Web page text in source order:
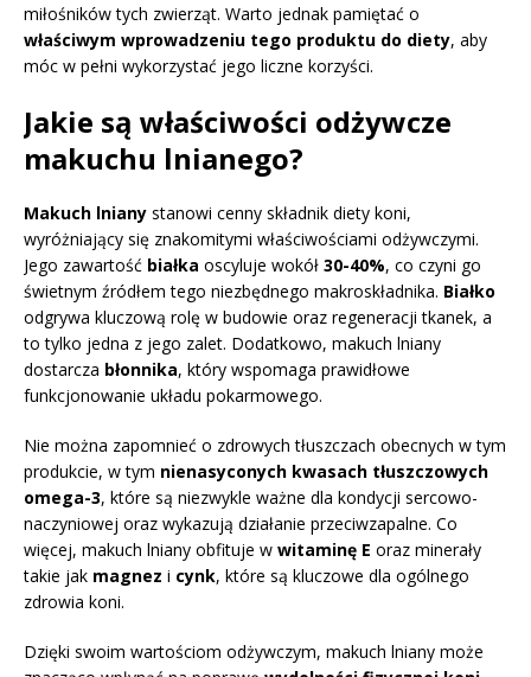
miłośników tych zwierząt. Warto jednak pamiętać o
właściwym wprowadzeniu tego produktu do diety, aby
móc w pełni wykorzystać jego liczne korzyści.
Jakie są właściwości odżywcze
makuchu lnianego?
Makuch lniany stanowi cenny składnik diety koni,
wyróżniający się znakomitymi właściwościami odżywczymi.
Jego zawartość białka oscyluje wokół 30-40%, co czyni go
świetnym źródłem tego niezbędnego makroskładnika. Białko
odgrywa kluczową rolę w budowie oraz regeneracji tkanek, a
to tylko jedna z jego zalet. Dodatkowo, makuch lniany
dostarcza błonnika, który wspomaga prawidłowe
funkcjonowanie układu pokarmowego.
Nie można zapomnieć o zdrowych tłuszczach obecnych w tym
produkcie, w tym nienasyconych kwasach tłuszczowych
omega-3, które są niezwykle ważne dla kondycji sercowo-
naczyniowej oraz wykazują działanie przeciwzapalne. Co
więcej, makuch lniany obfituje w witaminę E oraz minerały
takie jak magnez i cynk, które są kluczowe dla ogólnego
zdrowia koni.
Dzięki swoim wartościom odżywczym, makuch lniany może